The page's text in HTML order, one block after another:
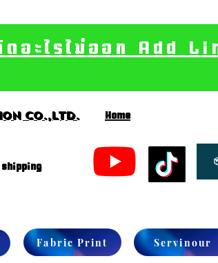
ดอะไรไม่ออก Add
CO.,Ltd. Home
Fabric Print Servinour